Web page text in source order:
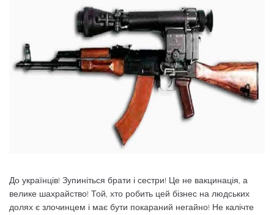
До українців! Зупиніться брати і сестри! Це не вакцинація, а
велике шахрайство! Той, хто робить цей бізнес на людських
долях є злочинцем і має бути покараний негайно! Не калічте